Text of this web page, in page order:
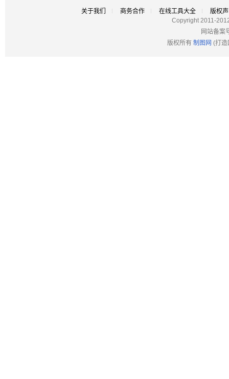
关于我们 商务合作 在线工具大全
版权
Copyright 2011-
网站备案
版权所有 制图网 (打造